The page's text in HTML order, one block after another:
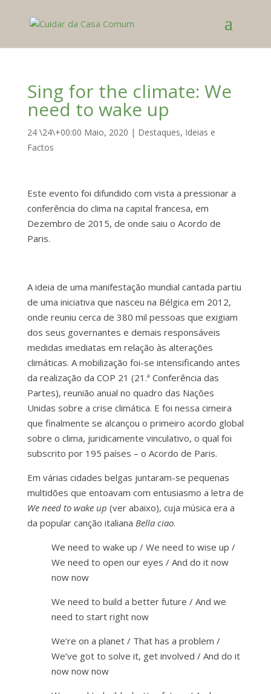
Sing for the climate: We
need to wake up
24 \24\+00:00 Maio, 2020 | Destaques, Ideias e
Factos
Este evento foi difundido com vista a pressionar a
conferência do clima na capital francesa, em
Dezembro de 2015, de onde saiu o Acordo de
Paris.
A ideia de uma manifestação mundial cantada partiu
de uma iniciativa que nasceu na Bélgica em 2012,
onde reuniu cerca de 380 mil pessoas que exigiam
dos seus governantes e demais responsáveis
medidas imediatas em relação às alterações
climáticas. A mobilização foi-se intensificando antes
da realização da COP 21 (21.ª Conferência das
Partes), reunião anual no quadro das Nações
Unidas sobre a crise climática. E foi nessa cimeira
que finalmente se alcançou o primeiro acordo global
sobre o clima, juridicamente vinculativo, o qual foi
subscrito por 195 países – o Acordo de Paris.
Em várias cidades belgas juntaram-se pequenas
multidões que entoavam com entusiasmo a letra de
We need to wake up (ver abaixo), cuja música era a
da popular canção italiana Bella ciao.
We need to wake up / We need to wise up /
We need to open our eyes / And do it now
now now
We need to build a better future / And we
need to start right now
We’re on a planet / That has a problem /
We’ve got to solve it, get involved / And do it
now now now